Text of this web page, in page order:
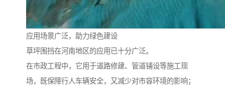
应用场景广泛，助力绿色建设
草坪围挡在河南地区的应用已十分广泛。
在市政工程中，它用于道路修建、管道铺设等施工现
场，既保障行人车辆安全，又减少对市容环境的影响；